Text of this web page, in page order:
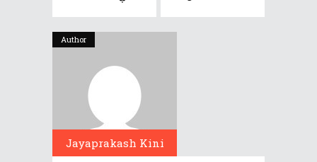
Author
Jayaprakash Kini